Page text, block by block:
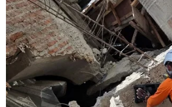
TIN LIÊN QUAN